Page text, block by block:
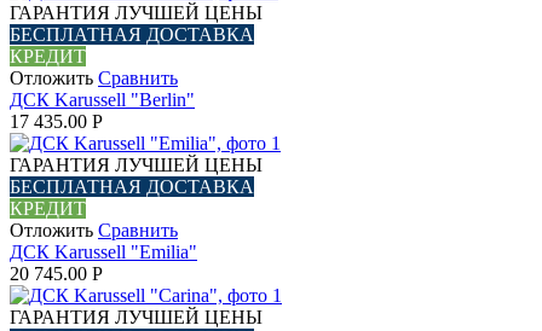
ГАРАНТИЯ ЛУЧШЕЙ ЦЕНЫ
БЕСПЛАТНАЯ ДОСТАВКА
КРЕДИТ
Отложить Сравнить
ДСК Karussell "Berlin"
17 435.00 Р
ГАРАНТИЯ ЛУЧШЕЙ ЦЕНЫ
БЕСПЛАТНАЯ ДОСТАВКА
КРЕДИТ
Отложить Сравнить
ДСК Karussell "Emilia"
20 745.00 Р
ГАРАНТИЯ ЛУЧШЕЙ ЦЕНЫ